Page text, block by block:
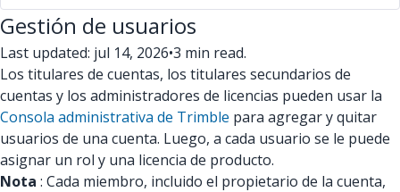
Gestión de usuarios
Last updated: jul 14, 2026•3 min read.
Los titulares de cuentas, los titulares secundarios de
cuentas y los administradores de licencias pueden usar la
Consola administrativa de Trimble para agregar y quitar
usuarios de una cuenta. Luego, a cada usuario se le puede
asignar un rol y una licencia de producto.
Nota : Cada miembro, incluido el propietario de la cuenta,